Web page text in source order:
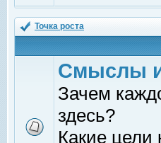
Точка роста
Смыслы
Зачем
здесь?
Какие цели